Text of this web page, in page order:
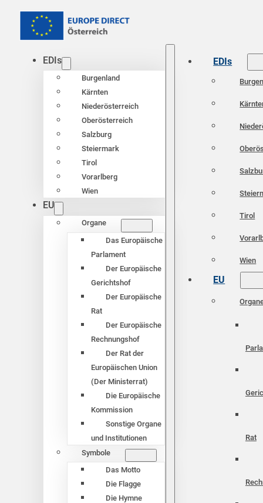
EDIs
Burgenland
Kärnten
Niederösterreich
Oberösterreich
Salzburg
Steiermark
Tirol
Vorarlberg
Wien
EU
Organe
Das Europäische
Parlament
Der Europäische
Gerichtshof
Der Europäische
Rat
Der Europäische
Rechnungshof
Der Rat der
Europäischen Union
(Der Ministerrat)
Die Europäische
Kommission
Sonstige Organe
und Institutionen
Symbole
Das Motto
Die Flagge
Die Hymne
EDIs
Tirol
Wien
EU
Rat